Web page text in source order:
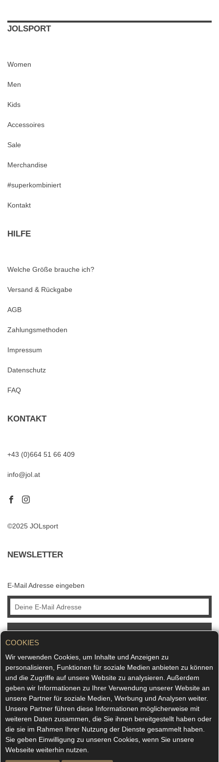
COOKIES
Wir verwenden Cookies, um Inhalte und Anzeigen zu
personalisieren, Funktionen für soziale Medien anbieten zu können
und die Zugriffe auf unsere Website zu analysieren. Außerdem
geben wir Informationen zu Ihrer Verwendung unserer Website an
unsere Partner für soziale Medien, Werbung und Analysen weiter.
Unsere Partner führen diese Informationen möglicherweise mit
weiteren Daten zusammen, die Sie ihnen bereitgestellt haben oder
die sie im Rahmen Ihrer Nutzung der Dienste gesammelt haben.
Sie geben Einwilligung zu unseren Cookies, wenn Sie unsere
Webseite weiterhin nutzen.
JOLSPORT
Women
Men
Kids
Accessoires
Sale
Merchandise
#superkombiniert
Kontakt
HILFE
Welche Größe brauche ich?
Versand & Rückgabe
AGB
Zahlungsmethoden
Impressum
Datenschutz
FAQ
KONTAKT
+43 (0)664 51 66 409
info@jol.at
©2025 JOLsport
NEWSLETTER
E-Mail Adresse eingeben
ABONNIEREN